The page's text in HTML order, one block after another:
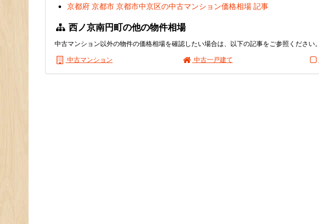
京都府 京都市 京都市中京区の中古マンション価格相場 記事
西ノ京南円町の他の物件相場
中古マンション以外の物件の価格相場を確認したい場合は、以下の記事をご参照ください。
中古マンション
中古一戸建て